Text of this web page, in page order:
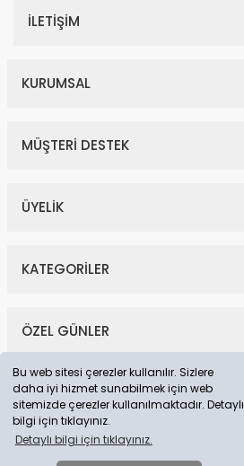
Bu web sitesi çerezler kullanılır. Sizlere
daha iyi hizmet sunabilmek için web
sitemizde çerezler kullanılmaktadır. Detaylı
bilgi için tıklayınız.
Detaylı bilgi için tıklayınız.
İLETİŞİM
KURUMSAL
MÜŞTERİ DESTEK
ÜYELİK
KATEGORİLER
ÖZEL GÜNLER
© Tüm Hakları Saklıdır. Kredi kartı